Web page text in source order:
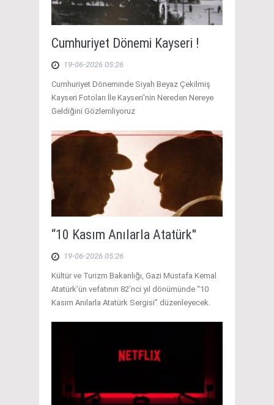
Cumhuriyet Dönemi Kayseri !
19-06-2026 05:26
Cumhuriyet Döneminde Siyah Beyaz Çekilmiş
Kayseri Fotoları İle Kayseri'nin Nereden Nereye
Geldiğini Gözlemliyoruz
“10 Kasım Anılarla Atatürk''
19-06-2026 05:26
Kültür ve Turizm Bakanlığı, Gazi Mustafa Kemal
Atatürk’ün vefatının 82’nci yıl dönümünde “10
Kasım Anılarla Atatürk Sergisi” düzenleyecek.